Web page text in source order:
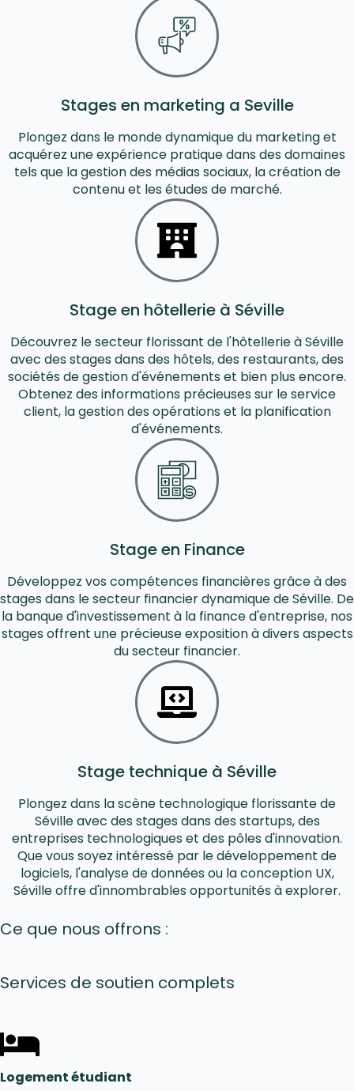
Stages en marketing a Seville
Plongez dans le monde dynamique du marketing et
acquérez une expérience pratique dans des domaines
tels que la gestion des médias sociaux, la création de
contenu et les études de marché.
Stage en hôtellerie à Séville
Découvrez le secteur florissant de l'hôtellerie à Séville
avec des stages dans des hôtels, des restaurants, des
sociétés de gestion d'événements et bien plus encore.
Obtenez des informations précieuses sur le service
client, la gestion des opérations et la planification
d'événements.
Stage en Finance
Développez vos compétences financières grâce à des
stages dans le secteur financier dynamique de Séville. De
la banque d'investissement à la finance d'entreprise, nos
stages offrent une précieuse exposition à divers aspects
du secteur financier.
Stage technique à Séville
Plongez dans la scène technologique florissante de
Séville avec des stages dans des startups, des
entreprises technologiques et des pôles d'innovation.
Que vous soyez intéressé par le développement de
logiciels, l'analyse de données ou la conception UX,
Séville offre d'innombrables opportunités à explorer.
Ce que nous offrons :
Services de soutien complets
Logement étudiant